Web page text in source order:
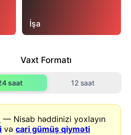
İşa
Vaxt Formatı
saat 12 saat
— Nisab həddinizi yoxlayın
vəcari gümüş qiyməti